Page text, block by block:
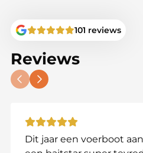
waterkant.
Compatibele Modellen:
BaitStar Pro
BaitStar Advanced
Navigator
En vergelijkbare
101 reviews
Reviews
Dit jaar een voerboot